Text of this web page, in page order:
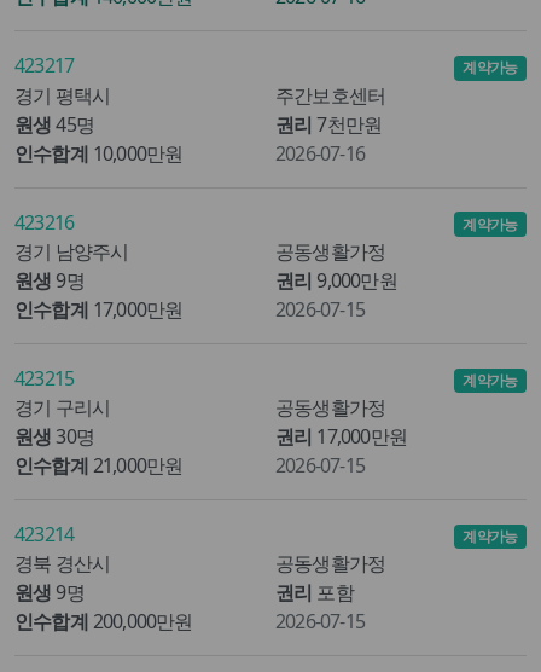
423217
경기 평택시
주간보호센터
원생 45명 권리 7천만원
인수합계 10,000만원
계약가능
2026-07-16
423216
경기 남양주시
공동생활가정
원생 9명 권리 9,000만원
인수합계 17,000만원
계약가능
2026-07-15
423215
경기 구리시
공동생활가정
원생 30명 권리 17,000만원
인수합계21,000만원
계약가능
2026-07-15
423214
경북 경산시
공동생활가정
원생 9명 권리 포함
인수합계200,000만원
계약가능
2026-07-15